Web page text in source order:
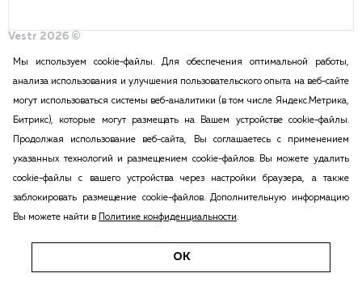
Vestr 2026 ©
Разработка сайта – DDQ
2015-2026 Vestr – КОММЕРЧЕСКАЯ НЕДВИЖИМОСТЬ В САНКТ
ПЕТЕРБУРГЕ И ЛЕНИНГРАДСКОЙ ОБЛАСТИ
ПОЛИТИКА КОНФИДЕНЦИАЛЬНОСТИ
Вся информация, размещенная на данном сайте, ни при каких
обстоятельствах не может признаваться публичной офертой в соответствии
с п.2 ст.437 Гражданского кодекса РФ. Копирование и воспроизведение
материалов этого сайта возможна только с согласия администрации сайта.
удобства восприятия информации п.2 ст.437 ГК РФ.
Мы используем cookie-файлы. Для обеспечения оптимальной работы,
анализа использования и улучшения пользовательского опыта на веб-сайте
могут использоваться системы веб-аналитики (в том числе Яндекс.Метрика,
Битрикс), которые могут размещать на Вашем устройстве cookie-файлы.
Продолжая использование веб-сайта, Вы соглашаетесь с применением
указанных технологий и размещением cookie-файлов. Вы можете удалить
cookie-файлы с вашего устройства через настройки браузера, а также
заблокировать размещение cookie-файлов. Дополнительную информацию
Вы можете найти в Политике конфиденциальности
ОК